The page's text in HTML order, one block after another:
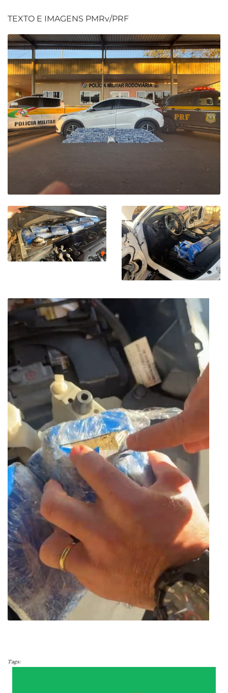
TEXTO E IMAGENS PMRv/PRF
Tags: